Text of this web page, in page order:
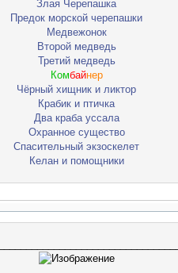
Злая Черепашка
Предок морской черепашки
Медвежонок
Второй медведь
Третий медведь
Комбайнер
Чёрный хищник и ликтор
Крабик и птичка
Два краба уссала
Охранное существо
Спасительный экзоскелет
Келан и помощники